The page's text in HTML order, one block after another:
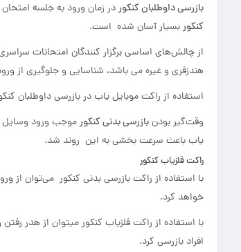
بازرسی داوطلبان کنکوردر زمان ورود به جلسه
کنکوربسیار آسان شده است.
از چالش‌های اساسی برگزار کنندگان امتحانات سراسری
هندزفری و غیره می باشد، شناسایی و جلوگیری از
استفاده از راکت موبایل یاب در بازرسی داوطلبان
وقت‌گیر بودنبازرسی بدنی کنکورموجب ورود وسایل
یاب باعث سرعت بخشی به این روند شد.
راکت فلزیاب کنکور
با استفاده از راکت بازرسی بدنی کنکور می‌توان از
خواهد کرد.
افراد بازرسی کرد.